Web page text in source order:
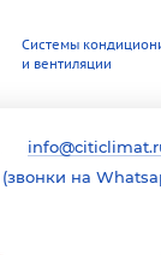
Системы
и вентиляции
(звонки на